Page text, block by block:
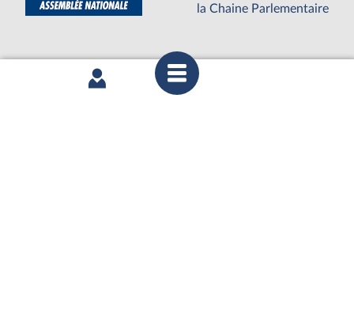
la Chaine Parlementaire
OPEN DATA
Accédez à toutes